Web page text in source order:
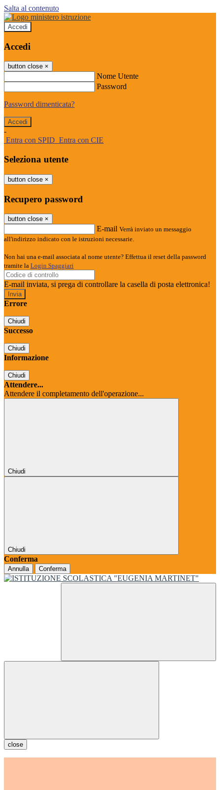
Salta al contenuto
Accedi
Accedi
button close ×
Nome Utente
Password
Password dimenticata?
-
Entra con SPID Entra con CIE
Seleziona utente
button close ×
Recupero password
button close ×
E-mail Verrà inviato un messaggio
all'indirizzo indicato con le istruzioni necessarie.
Non hai una e-mail associata al nome utente? Effettua il reset della password
tramite la Login Spaggiari
E-mail inviata, si prega di controllare la casella di posta elettronica!
Errore
Chiudi
Successo
Chiudi
Informazione
Chiudi
Attendere...
Attendere il completamento dell'operazione...
Chiudi
Chiudi
Conferma
Annulla Conferma
close